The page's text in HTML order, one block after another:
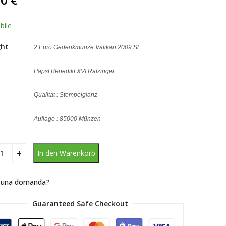
2 Euro Gedenkmünze Vatikan 2009 St
Papst Benedikt XVI Ratzinger
Qualitat : Stempelglanz
Auflage : 85000 Münzen
In den Warenkorb
domanda?
Guaranteed Safe Checkout